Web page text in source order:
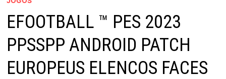
EFOOTBALL ™ PES 2023
PPSSPP ANDROID PATCH
EUROPEUS ELENCOS FACES